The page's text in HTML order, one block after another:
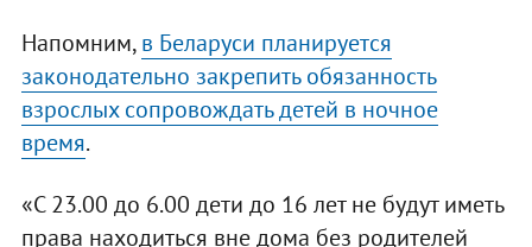
Напомним,в Беларуси планируется
законодательно закрепить обязанность
взрослых сопровождать детей в ночное
время.
«С 23.00 до 6.00 дети до 16 лет не будут иметь
права находиться вне дома без родителей